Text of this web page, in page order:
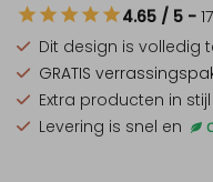
4.65 / 5 -
Dit design is volledig
GRATIS
Extra producten in
Levering is snel en